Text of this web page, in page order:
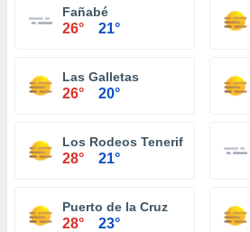
Fañabé
26° 21°
Las Galletas
26° 20°
Los Rodeos Tenerife
28° 21°
Puerto de la Cruz
28° 23°